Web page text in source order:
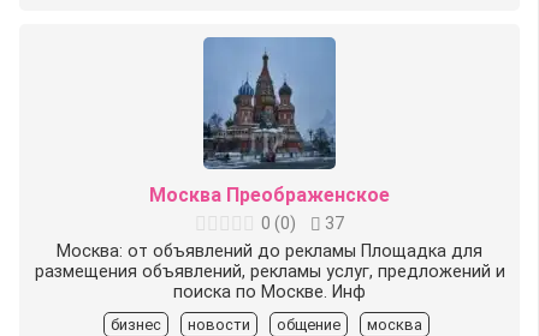
Москва Преображенское
0 (0)
37
Москва: от объявлений до рекламы Площадка для
размещения объявлений, рекламы услуг, предложений и
поиска по Москве. Инф
бизнес новости общение москва